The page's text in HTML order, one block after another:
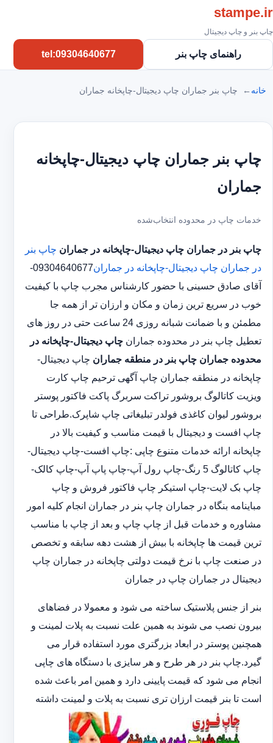
stampe.ir
چاپ بنر و چاپ دیجیتال
راهنمای چاپ بنر tel:09304640677
خانه چاپ بنر جماران چاپ دیجیتال-چاپخانه جماران
چاپ بنر جماران چاپ دیجیتال-چاپخانه
جماران
خدمات چاپ در محدوده انتخاب‌شده
چاپ بنر در جماران چاپ دیجیتال-چاپخانه در جماران چاپ بنر
در جماران چاپ دیجیتال-چاپخانه در جماران
09304640677-
آقای صادق حسینی با حضور کارشناس مجرب چاپ با کیفیت
خوب در سریع ترین زمان و مکان و ارزان تر از همه جا
مطمئن و با ضمانت شبانه روزی 24 ساعت حتی در روز های
تعطیل چاپ بنر در محدوده جماران چاپ دیجیتال-چاپخانه در
محدوده جماران چاپ بنر در منطقه جماران چاپ دیجیتال-
چاپخانه در منطقه جماران چاپ آگهی ترحیم چاپ کارت
ویزیت کاتالوگ بروشور تراکت سربرگ پاکت فاکتور پوستر
بروشور لیوان کاغذی فولدر تبلیغاتی چاپ شاپرک.طراحی تا
چاپ افست و دیجیتال با قیمت مناسب و کیفیت بالا در
چاپخانه ارائه خدمات متنوع چاپی :چاپ افست-چاپ دیجیتال-
چاپ کاتالوگ 5 رنگ-چاپ رول آپ-چاپ پاپ آپ-چاپ کالک-
چاپ بک لایت-چاپ استیکر چاپ فاکتور فروش و چاپ
مباینامه بنگاه در جماران چاپ بنر در جماران انجام کلیه امور
مشاوره و خدمات قبل از چاپ چاپ و بعد از چاپ با مناسب
ترین قیمت ها چاپخانه با بیش از هشت دهه سابقه و تخصص
در صنعت چاپ با نرخ قیمت دولتی چاپخانه در جماران چاپ
دیجیتال در جماران چاپ در جماران
بنر از جنس پلاستیک ساخته می شود و معمولا در فضاهای
بیرون نصب می شوند به همین علت نسبت به پلات لمینت و
همچنین پوستر در ابعاد بزرگتری مورد استفاده قرار می
گیرد.چاپ بنر در هر طرح و هر سایزی با دستگاه های چاپی
انجام می شود که قیمت پایینی دارد و همین امر باعث شده
است تا بنر قیمت ارزان تری نسبت به پلات و لمینت داشته